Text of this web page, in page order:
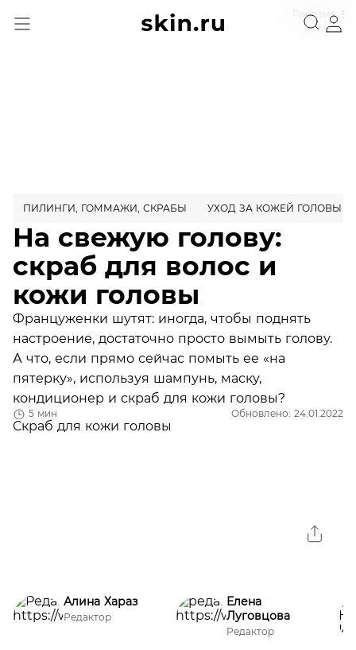
Реклама
5 мин Обновлено: 24.01.2022
ПИЛИНГИ, ГОММАЖИ, СКРАБЫ УХОД ЗА КОЖЕЙ ГОЛОВЫ
На свежую голову:
скраб для волос и
кожи головы
Француженки шутят: иногда, чтобы поднять
настроение, достаточно просто вымыть голову.
А что, если прямо сейчас помыть ее «на
пятерку», используя шампунь, маску,
кондиционер и скраб для кожи головы?
Алина Хараз
Редактор
Елена
Луговцова
Редактор